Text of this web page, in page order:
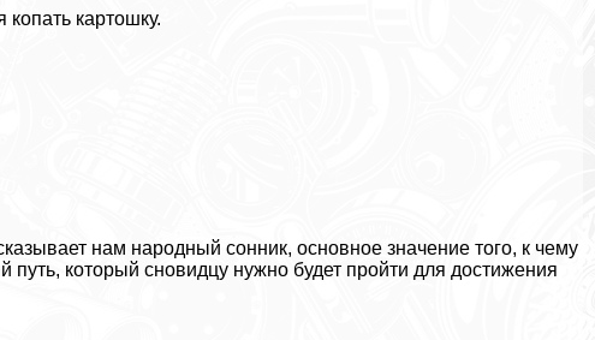
картошку.
нам народный сонник, основное значение того, к чему
путь, который сновидцу нужно будет пройти для достижения